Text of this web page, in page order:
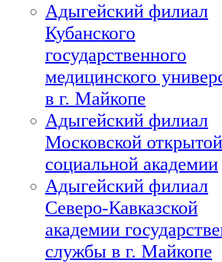
Адыгейский филиал
Кубанского
государственного
медицинского
в г. Майкопе
Адыгейский филиал
Московской открытой
социальной академии
Адыгейский филиал
Северо-Кавказской
академии
службы в г. Майкопе